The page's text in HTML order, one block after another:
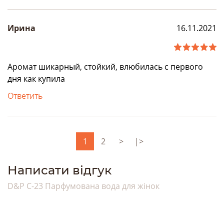
Ирина 16.11.2021
Аромат шикарный, стойкий, влюбилась с первого
дня как купила
Ответить
1 2 > |>
Написати відгук
D&P C-23 Парфумована вода для жінок